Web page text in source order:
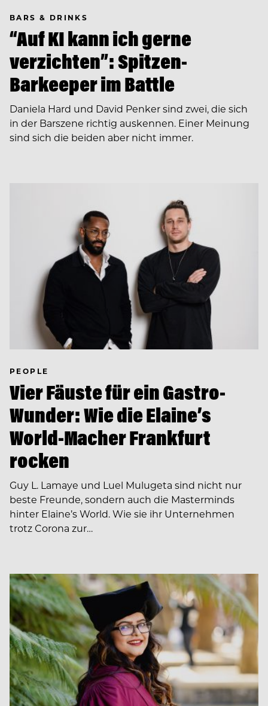
BARS & DRINKS
“Auf KI kann ich gerne
verzichten”: Spitzen-
Barkeeper im Battle
Daniela Hard und David Penker sind zwei, die sich
in der Barszene richtig auskennen. Einer Meinung
sind sich die beiden aber nicht immer.
PEOPLE
Vier Fäuste für ein Gastro-
Wunder: Wie die Elaine’s
World-Macher Frankfurt
rocken
Guy L. Lamaye und Luel Mulugeta sind nicht nur
beste Freunde, sondern auch die Masterminds
hinter Elaine’s World. Wie sie ihr Unternehmen
trotz Corona zur…